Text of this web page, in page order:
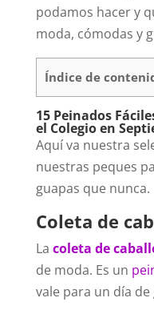
podamos hacer y
moda, cómodas y
Índice de
15 Peinados
el Colegio en
Aquí va nuestra
nuestras peques
guapas que nunca.
Coleta de
La coleta de
de moda. Es un
vale para un día